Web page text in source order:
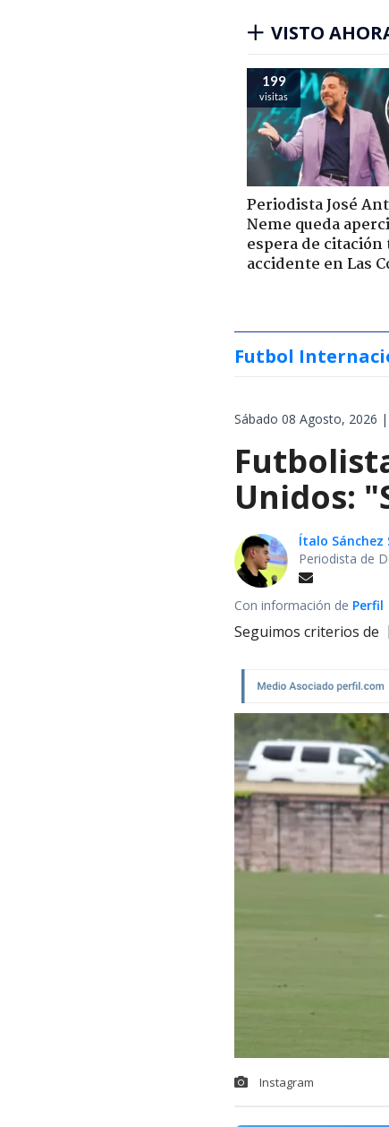
VISTO
199
visitas
Periodista José
Neme queda
espera de citación
accidente en Las
Futbol
Sábado 08 Agosto, 2026 |
Unidos:
Ítalo Sánchez
Periodista de
Con información de Perfil
Seguimos criterios de
Instagram